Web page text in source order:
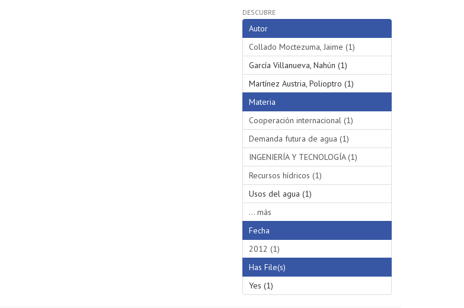
DESCUBRE
Autor
Collado Moctezuma, Jaime (1)
García Villanueva, Nahún (1)
Martínez Austria, Polioptro (1)
Materia
Cooperación internacional (1)
Demanda futura de agua (1)
INGENIERÍA Y TECNOLOGÍA (1)
Recursos hídricos (1)
Usos del agua (1)
... más
Fecha
2012 (1)
Has File(s)
Yes (1)